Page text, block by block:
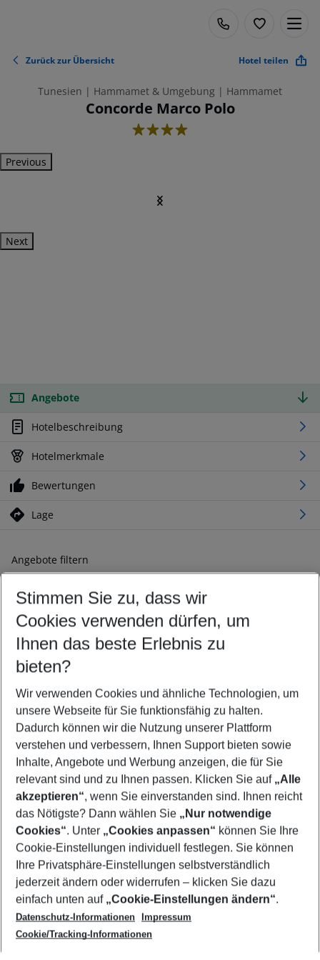
Zurück zur Übersicht Hotel teilen
Tunesien | Hammamet & Umgebung | Hammamet
Concorde Marco Polo
4
Previous
Next
Angebote
Hotelbeschreibung
Hotelmerkmale
Bewertungen
Lage
Angebote filtern
Ändern Sie Ihre Kriterien nach Ihren Wünschen
Abflughafen wählen
Beliebiger Abflughafen
Reisezeitraum wählen
09.08.26– 07.08.27 5-8 Nächte
2 Erwachsene Keine Kinder
Mehr Filter anzeigen
Footer
Footer navigation
Über uns
AGB
Cookie-Einstellungen ändern
Cookie-Richtlinie
Datenschutz
Service & Hilfe
Barrierefreies Reisen
Check-in
Folgen Sie uns
Stimmen Sie zu, dass wir
Cookies verwenden dürfen, um
Ihnen das beste Erlebnis zu
bieten?
Wir verwenden Cookies und ähnliche Technologien, um
unsere Webseite für Sie funktionsfähig zu halten.
Dadurch können wir die Nutzung unserer Plattform
verstehen und verbessern, Ihnen Support bieten sowie
Inhalte, Angebote und Werbung anzeigen, die für Sie
relevant sind und zu Ihnen passen. Klicken Sie auf „Alle
akzeptieren“, wenn Sie einverstanden sind. Ihnen reicht
das Nötigste? Dann wählen Sie „Nur notwendige
Cookies“. Unter „Cookies anpassen“ können Sie Ihre
Cookie-Einstellungen individuell festlegen. Sie können
Ihre Privatsphäre-Einstellungen selbstverständlich
jederzeit ändern oder widerrufen – klicken Sie dazu
einfach unten auf „Cookie-Einstellungen ändern“.
Datenschutz-Informationen
Impressum
Cookie/Tracking-Informationen